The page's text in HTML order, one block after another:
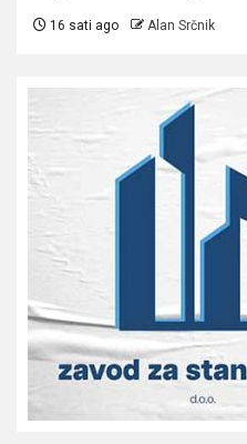
16 sati ago Alan Srčnik